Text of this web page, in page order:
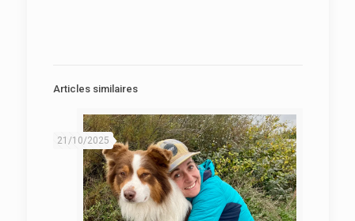
Articles similaires
21/10/2025